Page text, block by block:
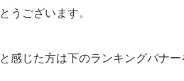
うございます。
感じた方は下のランキングバナ